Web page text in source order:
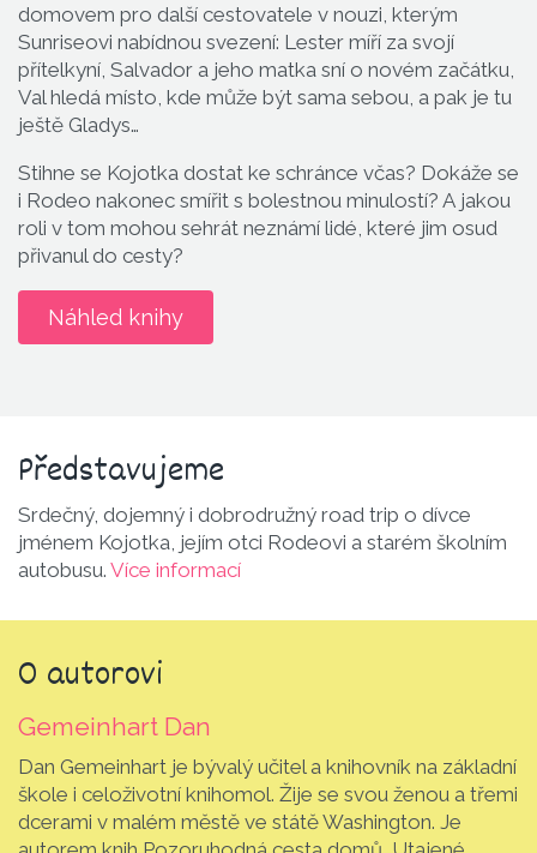
domovem pro další cestovatele v nouzi, kterým
Sunriseovi nabídnou svezení: Lester míří za svojí
přítelkyní, Salvador a jeho matka sní o novém začátku,
Val hledá místo, kde může být sama sebou, a pak je tu
ještě Gladys…
Stihne se Kojotka dostat ke schránce včas? Dokáže se
i Rodeo nakonec smířit s bolestnou minulostí? A jakou
roli v tom mohou sehrát neznámí lidé, které jim osud
přivanul do cesty?
Náhled knihy
Představu­jeme
Srdečný, dojemný i dobrodružný road trip o dívce
jménem Kojotka, jejím otci Rodeovi a starém školním
autobusu. Více informací
O autorovi
Gemeinhart Dan
Dan Gemeinhart je bývalý učitel a knihovník na základní
škole i celoživotní knihomol. Žije se svou ženou a třemi
dcerami v malém městě ve státě Washington. Je